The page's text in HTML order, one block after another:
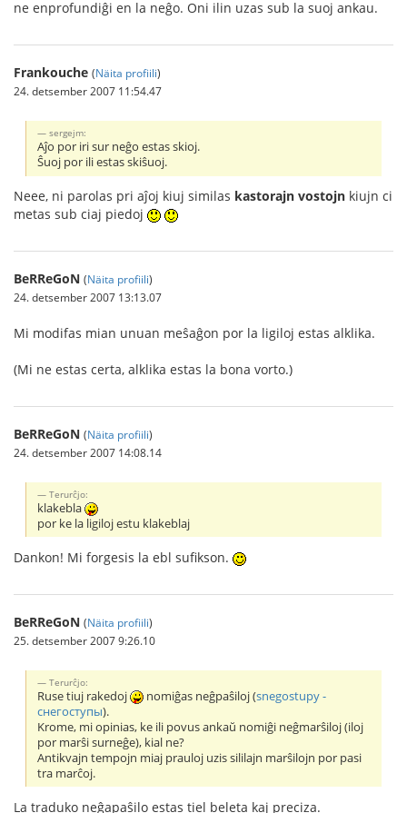
ne enprofundiĝi en la neĝo. Oni ilin uzas sub la suoj ankau.
Frankouche (Näita profiili)
24. detsember 2007 11:54.47
sergejm:
Aĵo por iri sur neĝo estas skioj.
Ŝuoj por ili estas skiŝuoj.
Neee, ni parolas pri aĵoj kiuj similas kastorajn vostojn kiujn ci
metas sub ciaj piedoj
BeRReGoN (Näita profiili)
24. detsember 2007 13:13.07
Mi modifas mian unuan meŝaĝon por la ligiloj estas alklika.
(Mi ne estas certa, alklika estas la bona vorto.)
BeRReGoN (Näita profiili)
24. detsember 2007 14:08.14
Terurĉjo:
klakebla
por ke la ligiloj estu klakeblaj
Dankon! Mi forgesis la ebl sufikson.
BeRReGoN (Näita profiili)
25. detsember 2007 9:26.10
Terurĉjo:
Ruse tiuj rakedoj nomiĝas neĝpaŝiloj (snegostupy -
снегоступы).
Krome, mi opinias, ke ili povus ankaŭ nomiĝi neĝmarŝiloj (iloj
por marŝi surneĝe), kial ne?
Antikvajn tempojn miaj prauloj uzis sililajn marŝilojn por pasi
tra marĉoj.
La traduko neĝapaŝilo estas tiel beleta kaj preciza.